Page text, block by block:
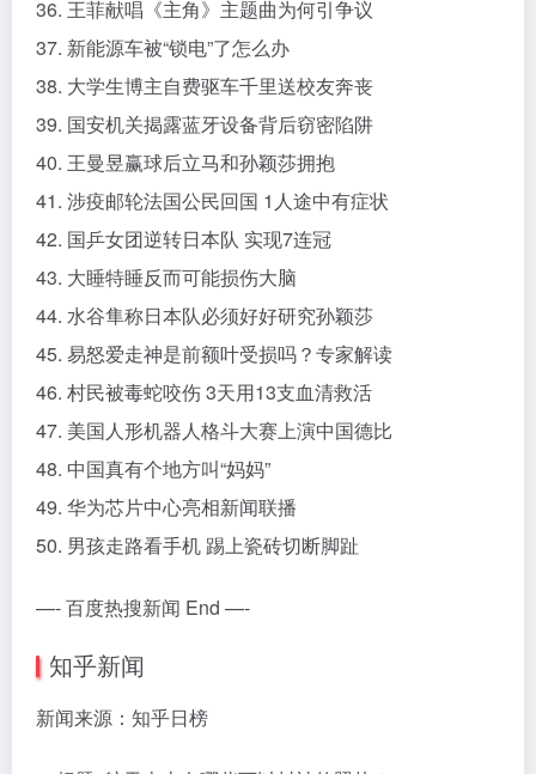
36. 王菲献唱《主角》主题曲为何引争议
37. 新能源车被“锁电”了怎么办
38. 大学生博主自费驱车千里送校友奔丧
39. 国安机关揭露蓝牙设备背后窃密陷阱
40. 王曼昱赢球后立马和孙颖莎拥抱
41. 涉疫邮轮法国公民回国 1人途中有症状
42. 国乒女团逆转日本队 实现7连冠
43. 大睡特睡反而可能损伤大脑
44. 水谷隼称日本队必须好好研究孙颖莎
45. 易怒爱走神是前额叶受损吗？专家解读
46. 村民被毒蛇咬伤 3天用13支血清救活
47. 美国人形机器人格斗大赛上演中国德比
48. 中国真有个地方叫“妈妈”
49. 华为芯片中心亮相新闻联播
50. 男孩走路看手机 踢上瓷砖切断脚趾
—- 百度热搜新闻 End —-
知乎新闻
新闻来源：知乎日榜